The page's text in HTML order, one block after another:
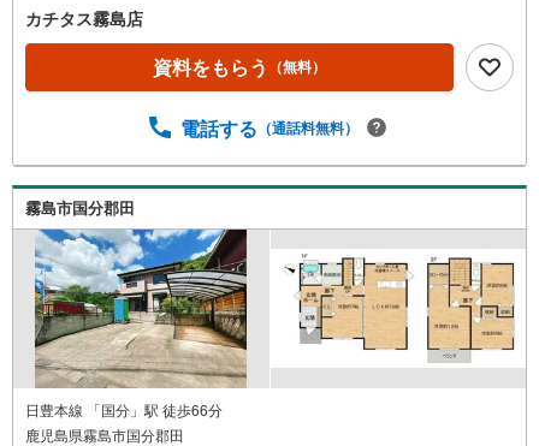
カチタス霧島店
資料をもらう （無料）
電話する （通話料無料）
霧島市国分郡田
日豊本線 「国分」駅 徒歩66分
鹿児島県霧島市国分郡田